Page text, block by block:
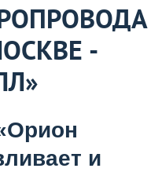
-
и